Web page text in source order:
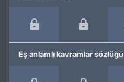
Eş anlamlı kavramlar sözlüğü